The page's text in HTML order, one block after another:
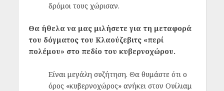
δρόμοι τους χώρισαν.
Θα ήθελα να μας μιλήσετε για τη μεταφορά
του δόγματος του Κλαούζεβιτς «περί
πολέμου» στο πεδίο του κυβερνοχώρου.
Είναι μεγάλη συζήτηση. Θα θυμάστε ότι ο
όρος «κυβερνοχώρος» ανήκει στον Ουίλιαμ